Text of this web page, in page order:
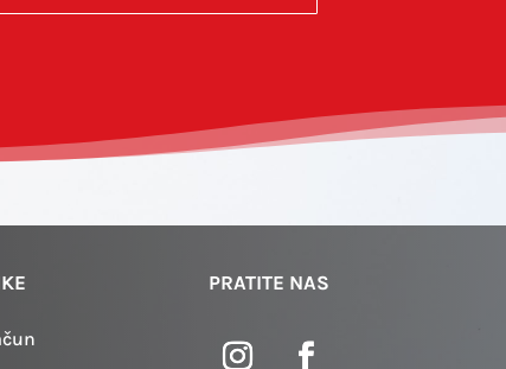
PRATITE NAS